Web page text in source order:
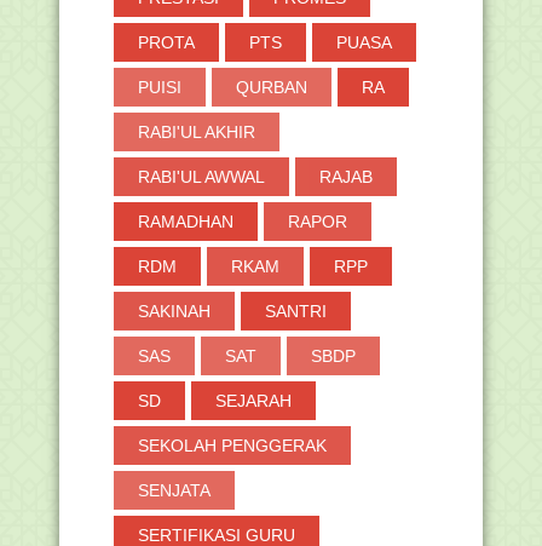
PROTA PTS PUASA
PUISI QURBAN RA
RABI'UL AKHIR
RABI'UL AWWAL RAJAB
RAMADHAN RAPOR
RDM RKAM RPP
SAKINAH SANTRI
SAS SAT SBDP
SD SEJARAH
SEKOLAH PENGGERAK
SENJATA
SERTIFIKASI GURU